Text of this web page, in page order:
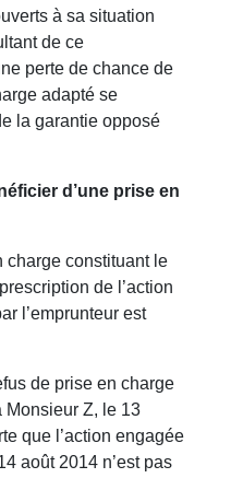
à sa situation
de ce
perte de chance de
adapté se
la garantie opposé
d’une prise en
charge constituant le
de l’action
l’emprunteur est
de prise en charge
Monsieur Z, le 13
que l’action engagée
août 2014 n’est pas